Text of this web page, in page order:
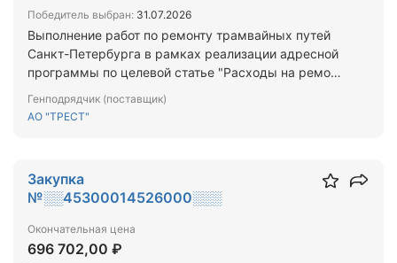
Победитель выбран: 31.07.2026
Выполнение работ по ремонту трамвайных путей
Санкт-Петербурга в рамках реализации адресной
программы по целевой статье "Расходы на ремонт
Санкт-Петербурга для нужд Санкт-Петербурга
Генподрядчик (поставщик)
АО "ТРЕСТ"
Закупка
№░░45300014526000░░░
Окончательная цена
696 702,00 ₽